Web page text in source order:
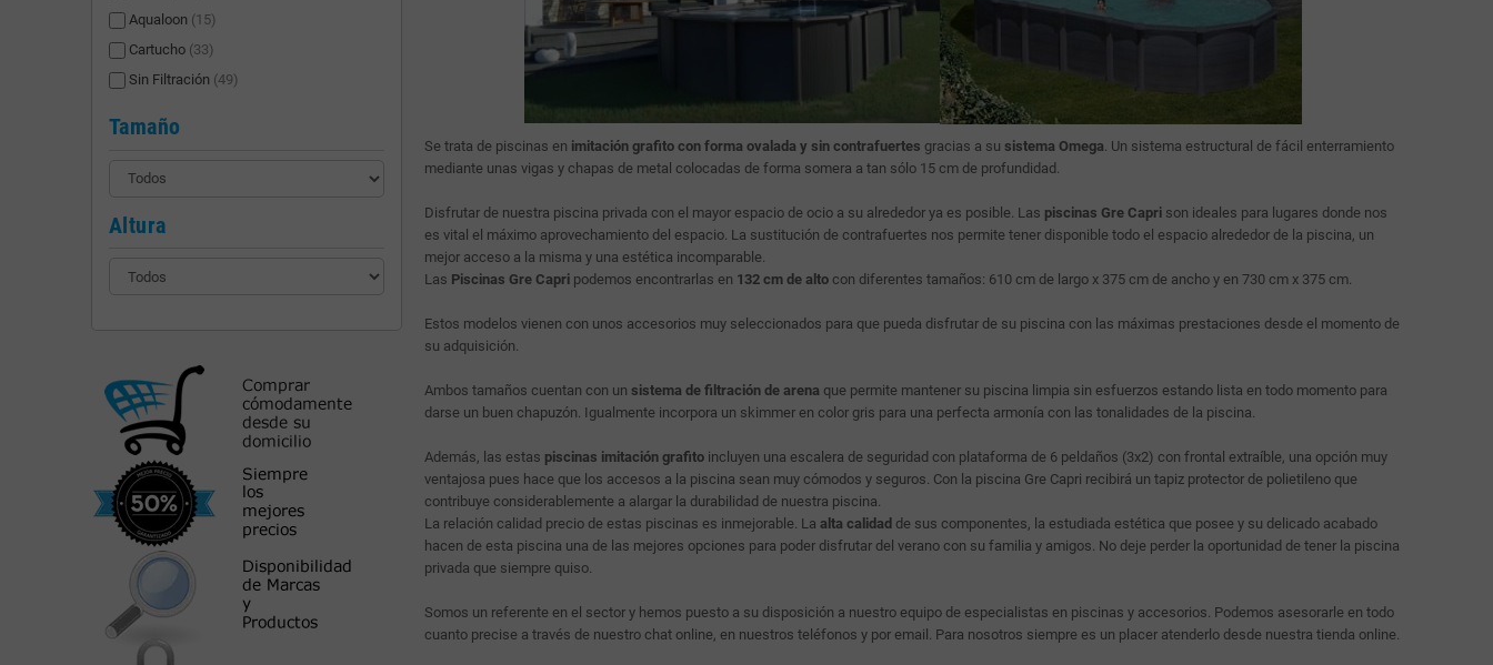
Aqualoon (15)
Cartucho (33)
Sin Filtración (49)
Tamaño
Altura
Se trata de piscinas en imitación grafito con forma ovalada y sin contrafuertes gracias a su sistema Omega. Un sistema estructural de fácil enterramiento
mediante unas vigas y chapas de metal colocadas de forma somera a tan sólo 15 cm de profundidad.
Disfrutar de nuestra piscina privada con el mayor espacio de ocio a su alrededor ya es posible. Las piscinas Gre Capri son ideales para lugares donde nos
es vital el máximo aprovechamiento del espacio. La sustitución de contrafuertes nos permite tener disponible todo el espacio alrededor de la piscina, un
mejor acceso a la misma y una estética incomparable.
Las Piscinas Gre Capri podemos encontrarlas en 132 cm de alto con diferentes tamaños: 610 cm de largo x 375 cm de ancho y en 730 cm x 375 cm.
Estos modelos vienen con unos accesorios muy seleccionados para que pueda disfrutar de su piscina con las máximas prestaciones desde el momento de
su adquisición.
Ambos tamaños cuentan con un sistema de filtración de arena que permite mantener su piscina limpia sin esfuerzos estando lista en todo momento para
darse un buen chapuzón. Igualmente incorpora un skimmer en color gris para una perfecta armonía con las tonalidades de la piscina.
Además, las estas piscinas imitación grafito incluyen una escalera de seguridad con plataforma de 6 peldaños (3x2) con frontal extraíble, una opción muy
ventajosa pues hace que los accesos a la piscina sean muy cómodos y seguros. Con la piscina Gre Capri recibirá un tapiz protector de polietileno que
contribuye considerablemente a alargar la durabilidad de nuestra piscina.
La relación calidad precio de estas piscinas es inmejorable. La alta calidad de sus componentes, la estudiada estética que posee y su delicado acabado
hacen de esta piscina una de las mejores opciones para poder disfrutar del verano con su familia y amigos. No deje perder la oportunidad de tener la piscina
privada que siempre quiso.
Somos un referente en el sector y hemos puesto a su disposición a nuestro equipo de especialistas en piscinas y accesorios. Podemos asesorarle en todo
cuanto precise a través de nuestro chat online, en nuestros teléfonos y por email. Para nosotros siempre es un placer atenderlo desde nuestra tienda online.